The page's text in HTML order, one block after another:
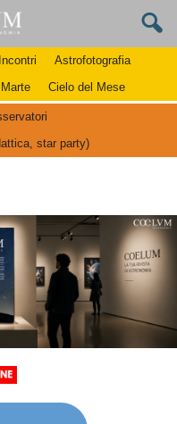
Astrofotografia
Cielo del Mese
star party)